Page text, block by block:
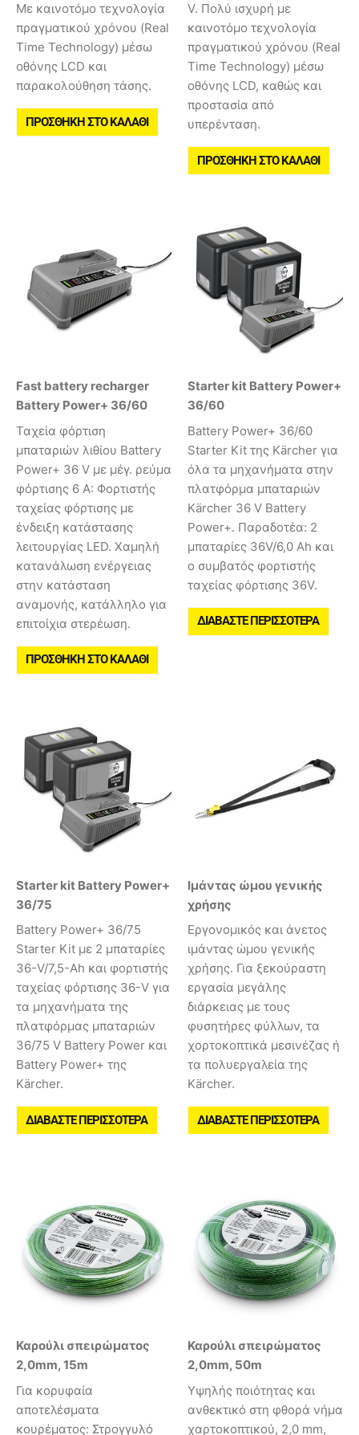
Με καινοτόμο τεχνολογία
πραγματικού χρόνου (Real
Time Technology) μέσω
οθόνης LCD και
παρακολούθηση τάσης.
ΠΡΟΣΘΉΚΗ ΣΤΟ ΚΑΛΆΘΙ
V. Πολύ ισχυρή με
καινοτόμο τεχνολογία
πραγματικού χρόνου (Real
Time Technology) μέσω
οθόνης LCD, καθώς και
προστασία από
υπερένταση.
ΠΡΟΣΘΉΚΗ ΣΤΟ ΚΑΛΆΘΙ
Fast battery recharger
Battery Power+ 36/60
Ταχεία φόρτιση
μπαταριών λιθίου Battery
Power+ 36 V με μέγ. ρεύμα
φόρτισης 6 A: Φορτιστής
ταχείας φόρτισης με
ένδειξη κατάστασης
λειτουργίας LED. Χαμηλή
κατανάλωση ενέργειας
στην κατάσταση
αναμονής, κατάλληλο για
επιτοίχια στερέωση.
ΠΡΟΣΘΉΚΗ ΣΤΟ ΚΑΛΆΘΙ
Starter kit Battery Power+
36/60
Battery Power+ 36/60
Starter Kit της Kärcher για
όλα τα μηχανήματα στην
πλατφόρμα μπαταριών
Kärcher 36 V Battery
Power+. Παραδοτέα: 2
μπαταρίες 36V/6,0 Ah και
ο συμβατός φορτιστής
ταχείας φόρτισης 36V.
ΔΙΑΒΆΣΤΕ ΠΕΡΙΣΣΌΤΕΡΑ
Starter kit Battery Power+
36/75
Battery Power+ 36/75
Starter Kit με 2 μπαταρίες
36-V/7,5-Ah και φορτιστής
ταχείας φόρτισης 36-V για
τα μηχανήματα της
πλατφόρμας μπαταριών
36/75 V Battery Power και
Battery Power+ της
Kärcher.
ΔΙΑΒΆΣΤΕ ΠΕΡΙΣΣΌΤΕΡΑ
Ιμάντας ώμου γενικής
χρήσης
Εργονομικός και άνετος
ιμάντας ώμου γενικής
χρήσης. Για ξεκούραστη
εργασία μεγάλης
διάρκειας με τους
φυσητήρες φύλλων, τα
χορτοκοπτικά μεσινέζας ή
τα πολυεργαλεία της
Kärcher.
ΔΙΑΒΆΣΤΕ ΠΕΡΙΣΣΌΤΕΡΑ
Καρούλι σπειρώματος
2,0mm, 15m
Για κορυφαία
αποτελέσματα
κουρέματος: Στρογγυλό
Καρούλι σπειρώματος
2,0mm, 50m
Υψηλής ποιότητας και
ανθεκτικό στη φθορά νήμα
χαρτοκοπτικού, 2,0 mm,